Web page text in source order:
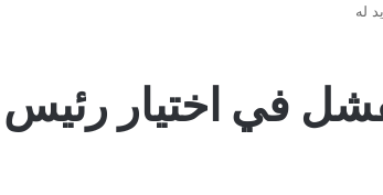
له
في اختيار رئيس